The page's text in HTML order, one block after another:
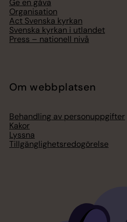
Organisation
Act Svenska kyrkan
Svenska kyrkan i utlandet
Press – nationell nivå
Om webbplatsen
Behandling av personuppgifter
Kakor
Lyssna
Tillgänglighetsredogörelse